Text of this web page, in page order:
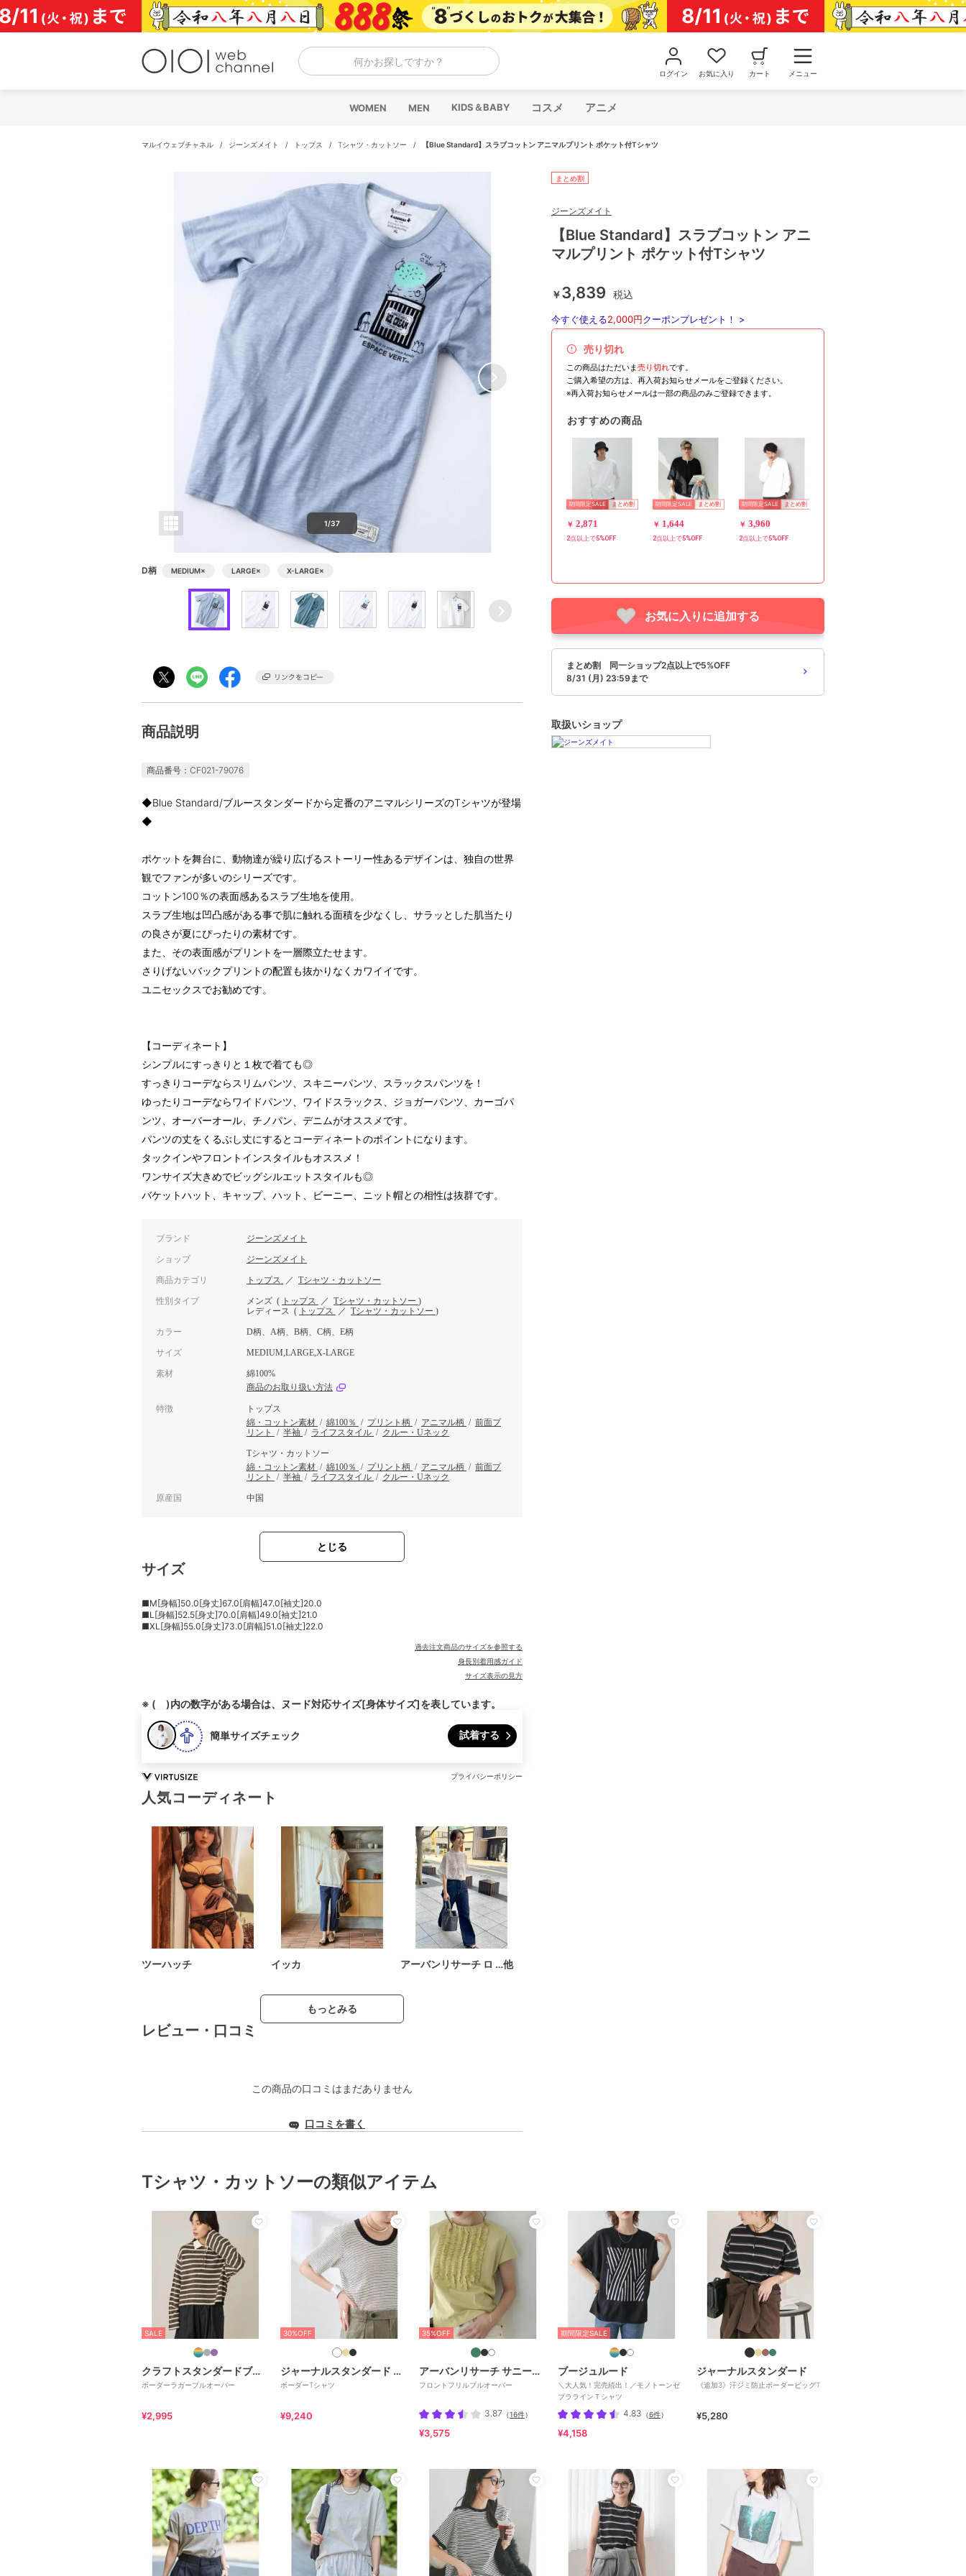
コ
ン
テ
何かお探しですか？
ログイン お気に入り カート メニュー
WOMEN MEN KIDS＆BABY コスメ アニメ
マルイウェブチャネル / ジーンズメイト / トップス / Tシャツ・カットソー / 【Blue Standard】スラブコットン アニマルプリント ポケット付Tシャツ
1/37
D柄 MEDIUM× LARGE× X-LARGE×
商品説明
商品番号：CF021-79076
◆Blue Standard/ブルースタンダードから定番のアニマルシリーズのTシャツが登場
◆
ポケットを舞台に、動物達が繰り広げるストーリー性あるデザインは、独自の世界
観でファンが多いのシリーズです。
コットン100％の表面感あるスラブ生地を使用。
スラブ生地は凹凸感がある事で肌に触れる面積を少なくし、サラッとした肌当たり
の良さが夏にぴったりの素材です。
また、その表面感がプリントを一層際立たせます。
さりげないバックプリントの配置も抜かりなくカワイイです。
ユニセックスでお勧めです。
【コーディネート】
シンプルにすっきりと１枚で着ても◎
すっきりコーデならスリムパンツ、スキニーパンツ、スラックスパンツを！
ゆったりコーデならワイドパンツ、ワイドスラックス、ジョガーパンツ、カーゴパ
ンツ、オーバーオール、チノパン、デニムがオススメです。
パンツの丈をくるぶし丈にするとコーディネートのポイントになります。
タックインやフロントインスタイルもオススメ！
ワンサイズ大きめでビッグシルエットスタイルも◎
バケットハット、キャップ、ハット、ビーニー、ニット帽との相性は抜群です。
ブランド ジーンズメイト
ショップ ジーンズメイト
商品カテゴリ トップス ／ Tシャツ・カットソー
性別タイプ メンズ ( トップス ／ Tシャツ・カットソー )
レディース ( トップス ／ Tシャツ・カットソー )
カラー D柄、A柄、B柄、C柄、E柄
サイズ MEDIUM,LARGE,X-LARGE
素材
綿100%
商品のお取り扱い方法
特徴
トップス
綿・コットン素材 / 綿100％ / プリント柄 / アニマル柄 / 前面プ
リント
/ 半袖 / ライフスタイル / クルー・Uネック
Tシャツ・カットソー
綿・コットン素材 / 綿100％ / プリント柄 / アニマル柄 / 前面プ
リント
/ 半袖 / ライフスタイル / クルー・Uネック
原産国 中国
とじる
サイズ
■M[身幅]50.0[身丈]67.0[肩幅]47.0[袖丈]20.0
■L[身幅]52.5[身丈]70.0[肩幅]49.0[袖丈]21.0
■XL[身幅]55.0[身丈]73.0[肩幅]51.0[袖丈]22.0
過去注文商品のサイズを参照する
身長別着用感ガイド
サイズ表示の見方
※ ( )内の数字がある場合は、ヌード対応サイズ[身体サイズ]を表しています。
簡単サイズチェック 試着する
プライバシーポリシー
人気コーディネート
ツーハッチ イッカ アーバンリサーチ ロ …他
もっとみる
レビュー・口コミ
この商品の口コミはまだありません
口コミを書く
まとめ割
ジーンズメイト
【Blue Standard】スラブコットン アニ
マルプリント ポケット付Tシャツ
￥3,839 税込
今すぐ使える2,000円クーポンプレゼント！ >
売り切れ
この商品はただいま売り切れです。
ご購入希望の方は、再入荷お知らせメールをご登録ください。
※再入荷お知らせメールは一部の商品のみご登録できます。
おすすめの商品
期間限定SALE まとめ割
￥ 2,871
2点以上で5%OFF
期間限定SALE まとめ割
￥ 1,644
2点以上で5%OFF
期間限定SALE まとめ割
￥ 3,960
2点以上で5%OFF
お気に入りに追加する
まとめ割 同一ショップ2点以上で5%OFF
8/31 (月) 23:59まで
取扱いショップ
Tシャツ・カットソーの類似アイテム
SALE
クラフトスタンダードブティック
ボーダーラガープルオーバー
¥2,995
30%OFF
ジャーナルスタンダード レサージュ
ボーダーTシャツ
¥9,240
35%OFF
アーバンリサーチ サニーレーベル
フロントフリルプルオーバー
3.87 （16件）
¥3,575
期間限定SALE
ブージュルード
＼大人気！完売続出！／モノトーンゼ
ブララインＴシャツ
4.83 （6件）
¥4,158
ジャーナルスタンダード
《追加3》汗ジミ防止ボーダービッグT
¥5,280